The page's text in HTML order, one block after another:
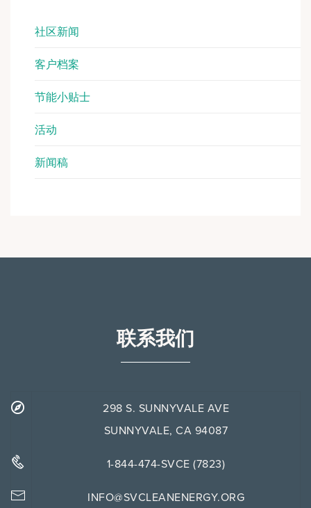
社区新闻
客户档案
节能小贴士
活动
新闻稿
联系我们
298 S. SUNNYVALE AVE
SUNNYVALE, CA 94087
1-844-474-SVCE (7823)
INFO@SVCLEANENERGY.ORG